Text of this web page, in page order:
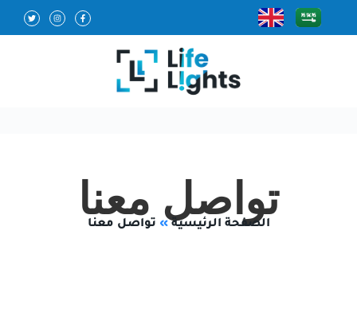
تواصل معنا
الصفحة الرئيسية» تواصل معنا